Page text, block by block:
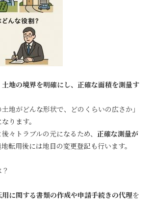
土地の境界を明確にし、正確な面積を測量す
地がどんな形状で、どのくらいの広さか」
ります。
々トラブルの元になるため、 正確な測量が
転用後には地目の変更登記も行います。
用に関する書類の作成や申請手続きの代理を